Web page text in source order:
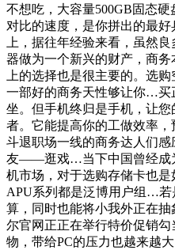
不想吃，大容量500GB固态
对比的速度，是你拼出的最
上，据往年经验来看，虽然
器做为一个新兴的财产，商
上的选择也是很主要的。选
一部好的商务天性够让你…买
坐。但手机终归是手机，让
者。它能提高你的工做效率
斗退职场一线的商务达人们
友——逛戏…当下中国曾经成
机市场，对于选购存储卡也
APU系列都是泛博用户组…
算，同时也能将小我外正在
尔官网正正在举行特价促销
物，带给PC的压力也越来越